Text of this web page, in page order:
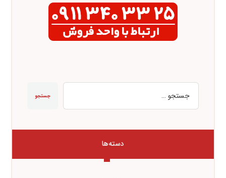
جستجو
دسته‌ها